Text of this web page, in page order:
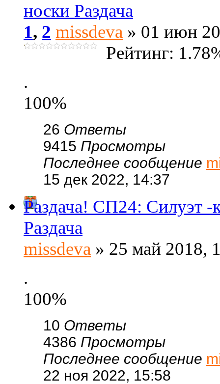
носки Раздача
1, 2 missdeva » 01 июн
Рейтинг:
.
100%
26 Ответы
9415 Просмотры
Последнее сообщение
15 дек 2022, 14:37
Раздача! СП24: Силуэт
Раздача
missdeva » 25 май 2018,
.
100%
10 Ответы
4386 Просмотры
Последнее сообщение
22 ноя 2022, 15:58